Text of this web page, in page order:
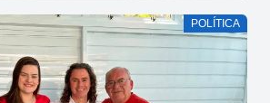
POLÍTICA